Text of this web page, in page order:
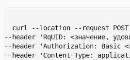
curl --location --request
--header 'RqUID: <значение,
--header 'Authorization: Basic
--header 'Content-Type: